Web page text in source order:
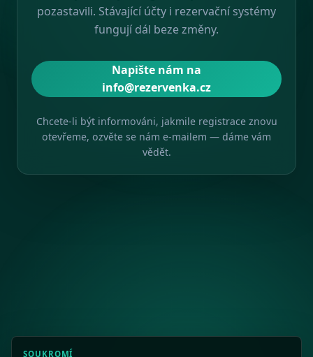
pozastavili. Stávající účty i rezervační systémy
fungují dál beze změny.
Napište nám na
info@rezervenka.cz
Chcete-li být informováni, jakmile registrace znovu
otevřeme, ozvěte se nám e-mailem — dáme vám
vědět.
SOUKROMÍ